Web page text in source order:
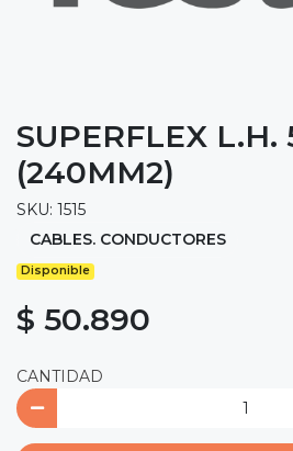
SUPERFLEX L.H.
(240MM2)
SKU: 1515
CABLES. CONDUCTORES
Disponible
$ 50.890
CANTIDAD